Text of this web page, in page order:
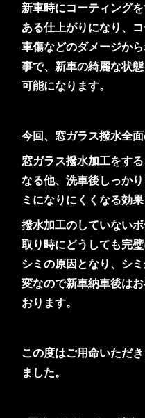
新車時にコーティング
ある仕上がりになり、
車傷などのダメージか
事で、新車の綺麗な状
可能になります。
今回、窓ガラス撥水全
窓ガラス撥水加工をす
なる他、洗車後しっか
ミになりにくくなる効果
撥水加工のしていない
取り時にどうしても完
シミの原因となり、シ
変なので新車納車後は
おります。
この度はご用命いただ
ました。